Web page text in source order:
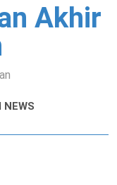
Akhir
NEWS